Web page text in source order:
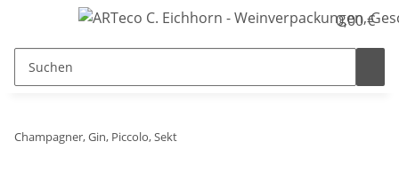
0,00 €
Champagner, Gin, Piccolo, Sekt